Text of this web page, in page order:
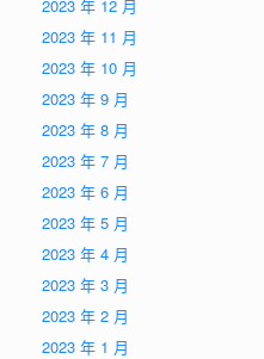
2023 年 12 月
2023 年 11 月
2023 年 10 月
2023 年 9 月
2023 年 8 月
2023 年 7 月
2023 年 6 月
2023 年 5 月
2023 年 4 月
2023 年 3 月
2023 年 2 月
2023 年 1 月